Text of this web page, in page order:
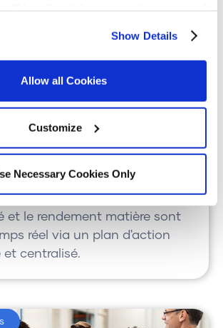
for more details.
Show Details
Allow all Cookies
Customize
Necessary Cookies Only
Capitaine Houat
ses performances
basée sur l'application UTrakk
Technologies. La
et le rendement matière sont
réel via un plan d'action
centralisé.